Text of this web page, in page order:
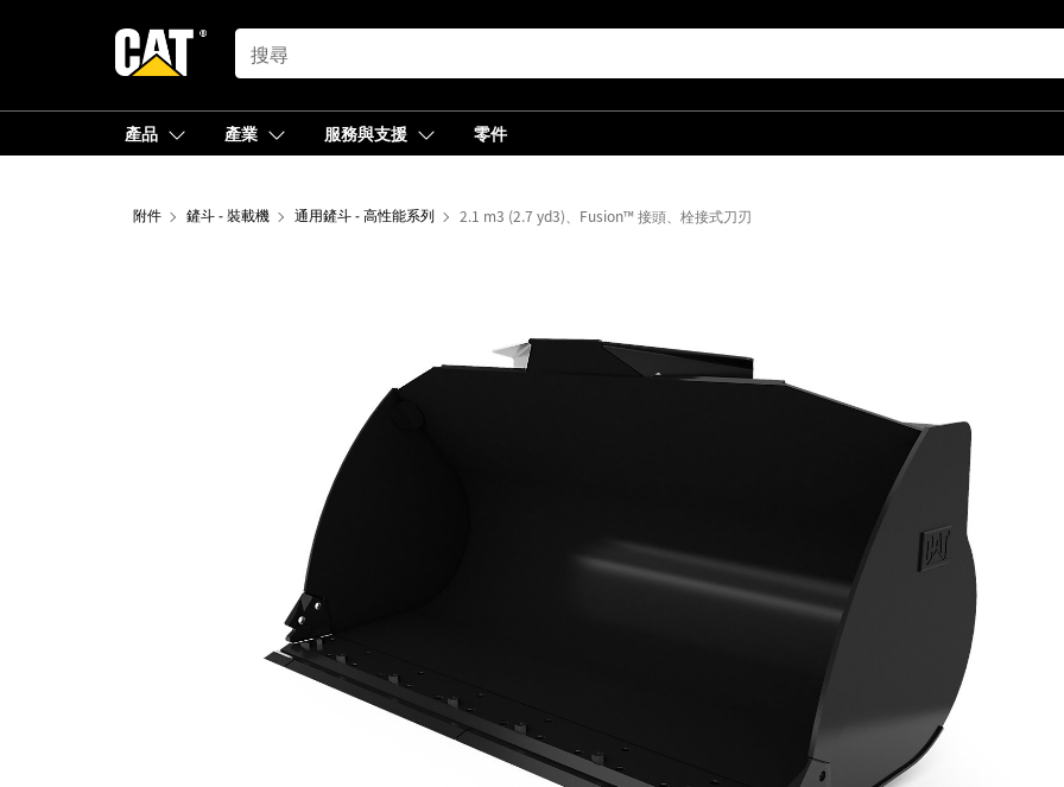
SEARCH
產品 產業 服務與支援 零件
附件 鏟斗 - 裝載機 通用鏟斗 - 高性能系列 2.1 m3 (2.7 yd3)、Fusion™ 接頭、栓接式刀刃